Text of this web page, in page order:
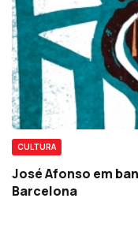
CULTURA
José Afonso em
Barcelona